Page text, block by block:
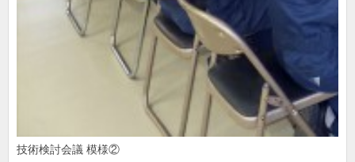
技術検討会議 模様②